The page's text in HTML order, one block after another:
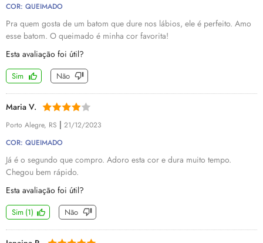
COR: QUEIMADO
Pra quem gosta de um batom que dure nos lábios, ele é perfeito. Amo
esse batom. O queimado é minha cor favorita!
Esta avaliação foi útil?
Sim Não
Maria V.
Porto Alegre, RS | 21/12/2023
COR: QUEIMADO
Já é o segundo que compro. Adoro esta cor e dura muito tempo.
Chegou bem rápido.
Esta avaliação foi útil?
Sim (1) Não